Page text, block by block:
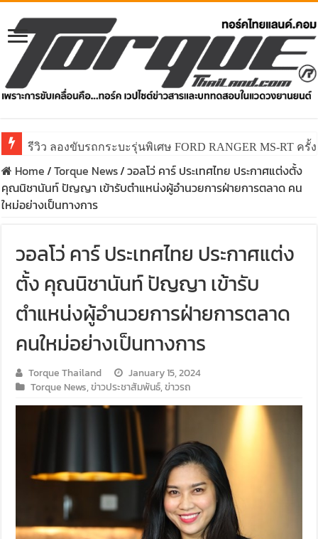
รีวิว ลองขับรถกระบะรุ่นพิเศษ FORD RANGER MS-RT ค
Home/Torque News/วอลโว่ คาร์ ประเทศไทย ประกาศแต่งตั้ง
คุณนิชานันท์ ปัญญา เข้ารับตำแหน่งผู้อำนวยการฝ่ายการตลาด คน
ใหม่อย่างเป็นทางการ
วอลโว่ คาร์ ประเทศไทย ประกาศแต่ง
ตั้ง คุณนิชานันท์ ปัญญา เข้ารับ
ตำแหน่งผู้อำนวยการฝ่ายการตลาด
คนใหม่อย่างเป็นทางการ
Torque Thailand
January 15, 2024
Torque News,ข่าวประชาสัมพันธ์,ข่าวรถ